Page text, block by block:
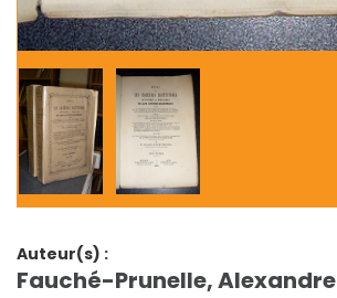
Auteur(s) :
Fauché-Prunelle, Alexandre